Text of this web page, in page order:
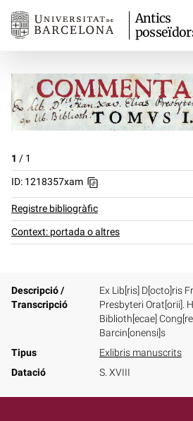
Antics
1 / 1
ID: 1218357xam
Registre bibliogràfic
Context: portada o altres
Descripció /
Transcripció
Ex Lib[ris] D[octo]ris
Presbyteri Orat[orii].
Biblioth[ecae]
Barcin[onensi]s
Tipus
Exlibris manuscrits
Datació
S. XVIII